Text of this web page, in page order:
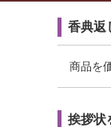
香典返
商品を
挨拶状